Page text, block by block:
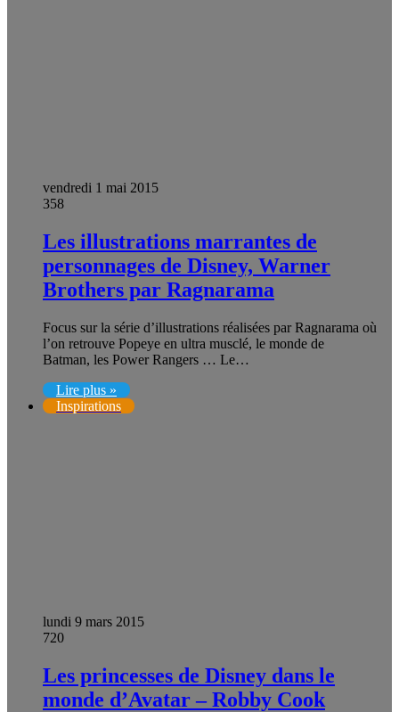
vendredi 1 mai 2015
358
Les illustrations marrantes de
personnages de Disney, Warner
Brothers par Ragnarama
Focus sur la série d’illustrations réalisées par Ragnarama où
l’on retrouve Popeye en ultra musclé, le monde de
Batman, les Power Rangers … Le…
Lire plus »
Inspirations
lundi 9 mars 2015
720
Les princesses de Disney dans le
monde d’Avatar – Robby Cook